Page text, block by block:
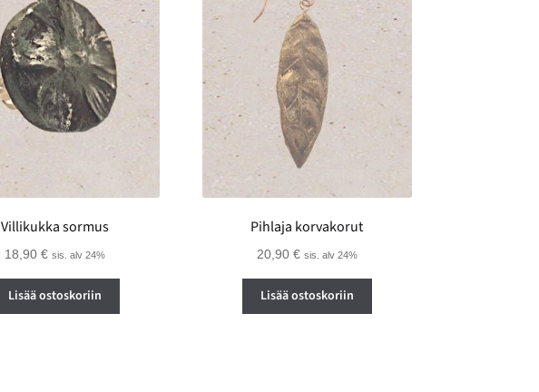
Villikukka sormus
18,90€ sis. alv 24%
Lisää ostoskoriin
Pihlaja korvakorut
20,90 € sis. alv 24%
Lisää ostoskoriin